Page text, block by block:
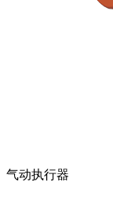
气动执行器